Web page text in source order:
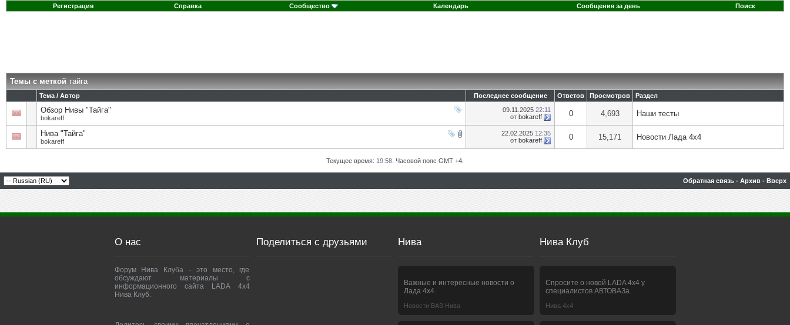
Регистрация
Справка Сообщество Календарь Сообщения за день Поиск
Темы с меткойтайга
Тема / Автор Последнее сообщение Ответов Просмотров Раздел
Обзор Нивы "Тайга"
bokareff
09.11.2025 22:11
от bokareff 0 4,693 Наши тесты
Нива "Тайга"
bokareff
22.02.2025 12:35
от bokareff 0 15,171 Новости Лада 4х4
Текущее время: 19:58 . Часовой пояс GMT +4.
Обратная связь - Архив - Вверх
О нас
Форум Нива Клуба - это место, где
обсуждают материалы с
информационного сайта LADA 4x4
Нива Клуб.
Поделиться с друзьями Нива
Важные и интересные новости о
Лада 4х4.
Новости ВАЗ Нива
Нива Клуб
Спросите о новой LADA 4x4 у
специалистов АВТОВАЗа.
Нива 4х4